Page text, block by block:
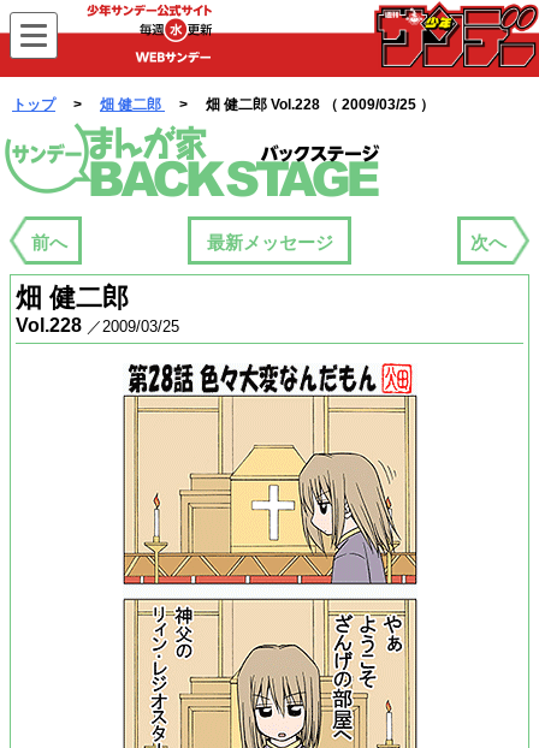
WEBサンデー
トップ> 畑 健二郎 > 畑 健二郎 Vol.228 （ 2009/03/25 ）
まんが家バックステージ
前へ 最新メッセージ 次へ
畑 健二郎
Vol.228 ／2009/03/25